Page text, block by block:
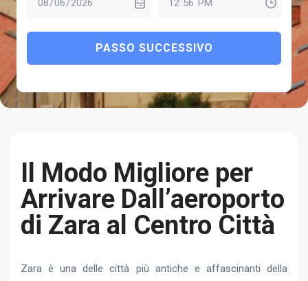
PASSO SUCCESSIVO
Il Modo Migliore per
Arrivare Dall’aeroporto
di Zara al Centro Città
Zara è una delle città più antiche e affascinanti della